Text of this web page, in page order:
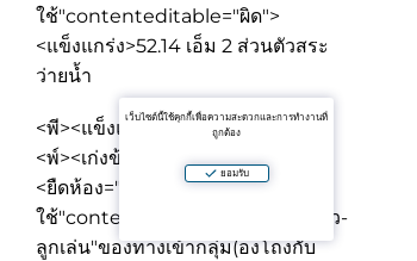
ใช้"contenteditable="ผิด">
<แข็งแกร่ง>52.14 เอ็ม 2 ส่วนตัวสระ
ว่ายน้ำ
<พี><แข็งแกร่ง>ความคิดของพื้นที่:
<พ์><เก่งข้อมูล-รายชื่อ="ยกระสุน">
<ยืดห้อง="ql-ส่วนติดต่อผู้
ใช้"contenteditable="ผิด">
สูง"ว้าว-
ลูกเล่น"ของทางเข้ากลุ่ม(องโถงกับ
เว็บไซต์นี้ใช้คุกกี้เพื่อความสะดวกและการทำงานที่
ถูกต้อง
ยอมรับ